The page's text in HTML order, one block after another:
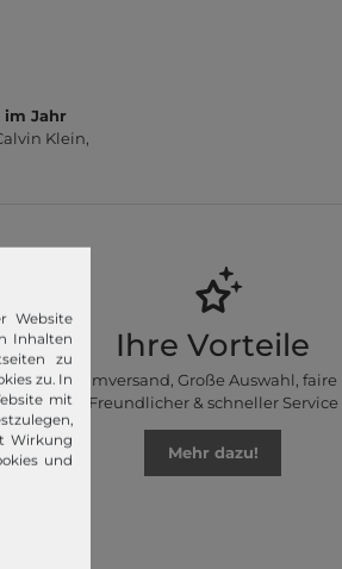
im Jahr
Klein,
Ihre Vorteile
Premiumversand, Große Auswahl, faire
Freundlicher & schneller Service
Mehr dazu!
Website
Inhalten
zu
zu. In
mit
Wirkung
und